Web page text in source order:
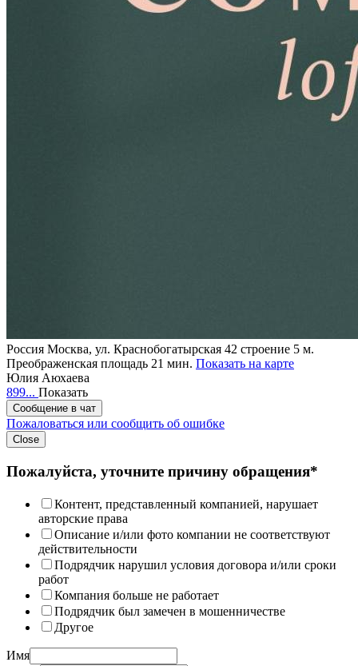
Россия Москва, ул. Краснобогатырская 42 строение 5 м.
Преображенская площадь 21 мин. Показать на карте
Юлия Аюхаева
899... Показать
Сообщение в чат
Пожаловаться или сообщить об ошибке
Close
Пожалуйста, уточните причину обращения*
Контент, представленный компанией, нарушает
авторские права
Описание и/или фото компании не соответствуют
действительности
Подрядчик нарушил условия договора и/или сроки
работ
Компания больше не работает
Подрядчик был замечен в мошенничестве
Другое
Имя